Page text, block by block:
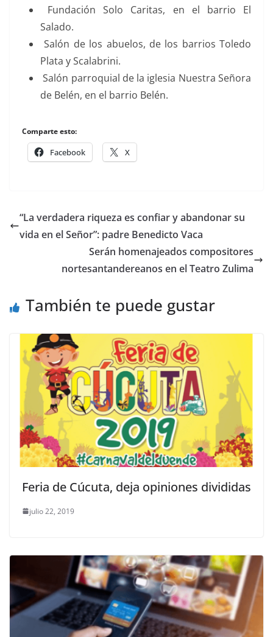
Fundación Solo Caritas, en el barrio El
Salado.
Salón de los abuelos, de los barrios Toledo
Plata y Scalabrini.
Salón parroquial de la iglesia Nuestra Señora
de Belén, en el barrio Belén.
Comparte esto:
Facebook X
“La verdadera riqueza es confiar y abandonar su
vida en el Señor”: padre Benedicto Vaca
Serán homenajeados compositores
nortesantandereanos en el Teatro Zulima
También te puede gustar
Feria de Cúcuta, deja opiniones divididas
julio 22, 2019